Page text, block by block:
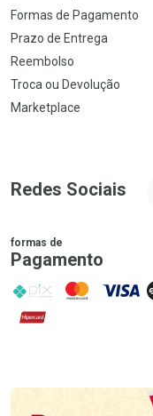
Formas de Pagamento
Prazo de Entrega
Reembolso
Troca ou Devolução
Marketplace
Redes Sociais
formas de
Pagamento
PIX MasterCard
VISA
Hipercard
Promoção